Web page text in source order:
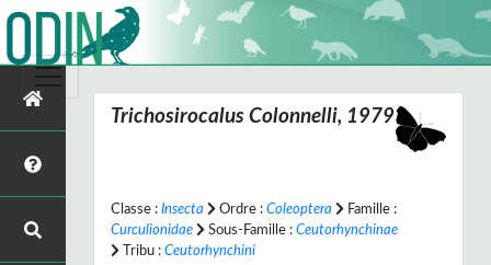
Trichosirocalus Colonnelli, 1979
Classe : Insecta Ordre : Coleoptera
Famille :
Curculionidae
Sous-Famille : Ceutorhynchinae
Tribu : Ceutorhynchini